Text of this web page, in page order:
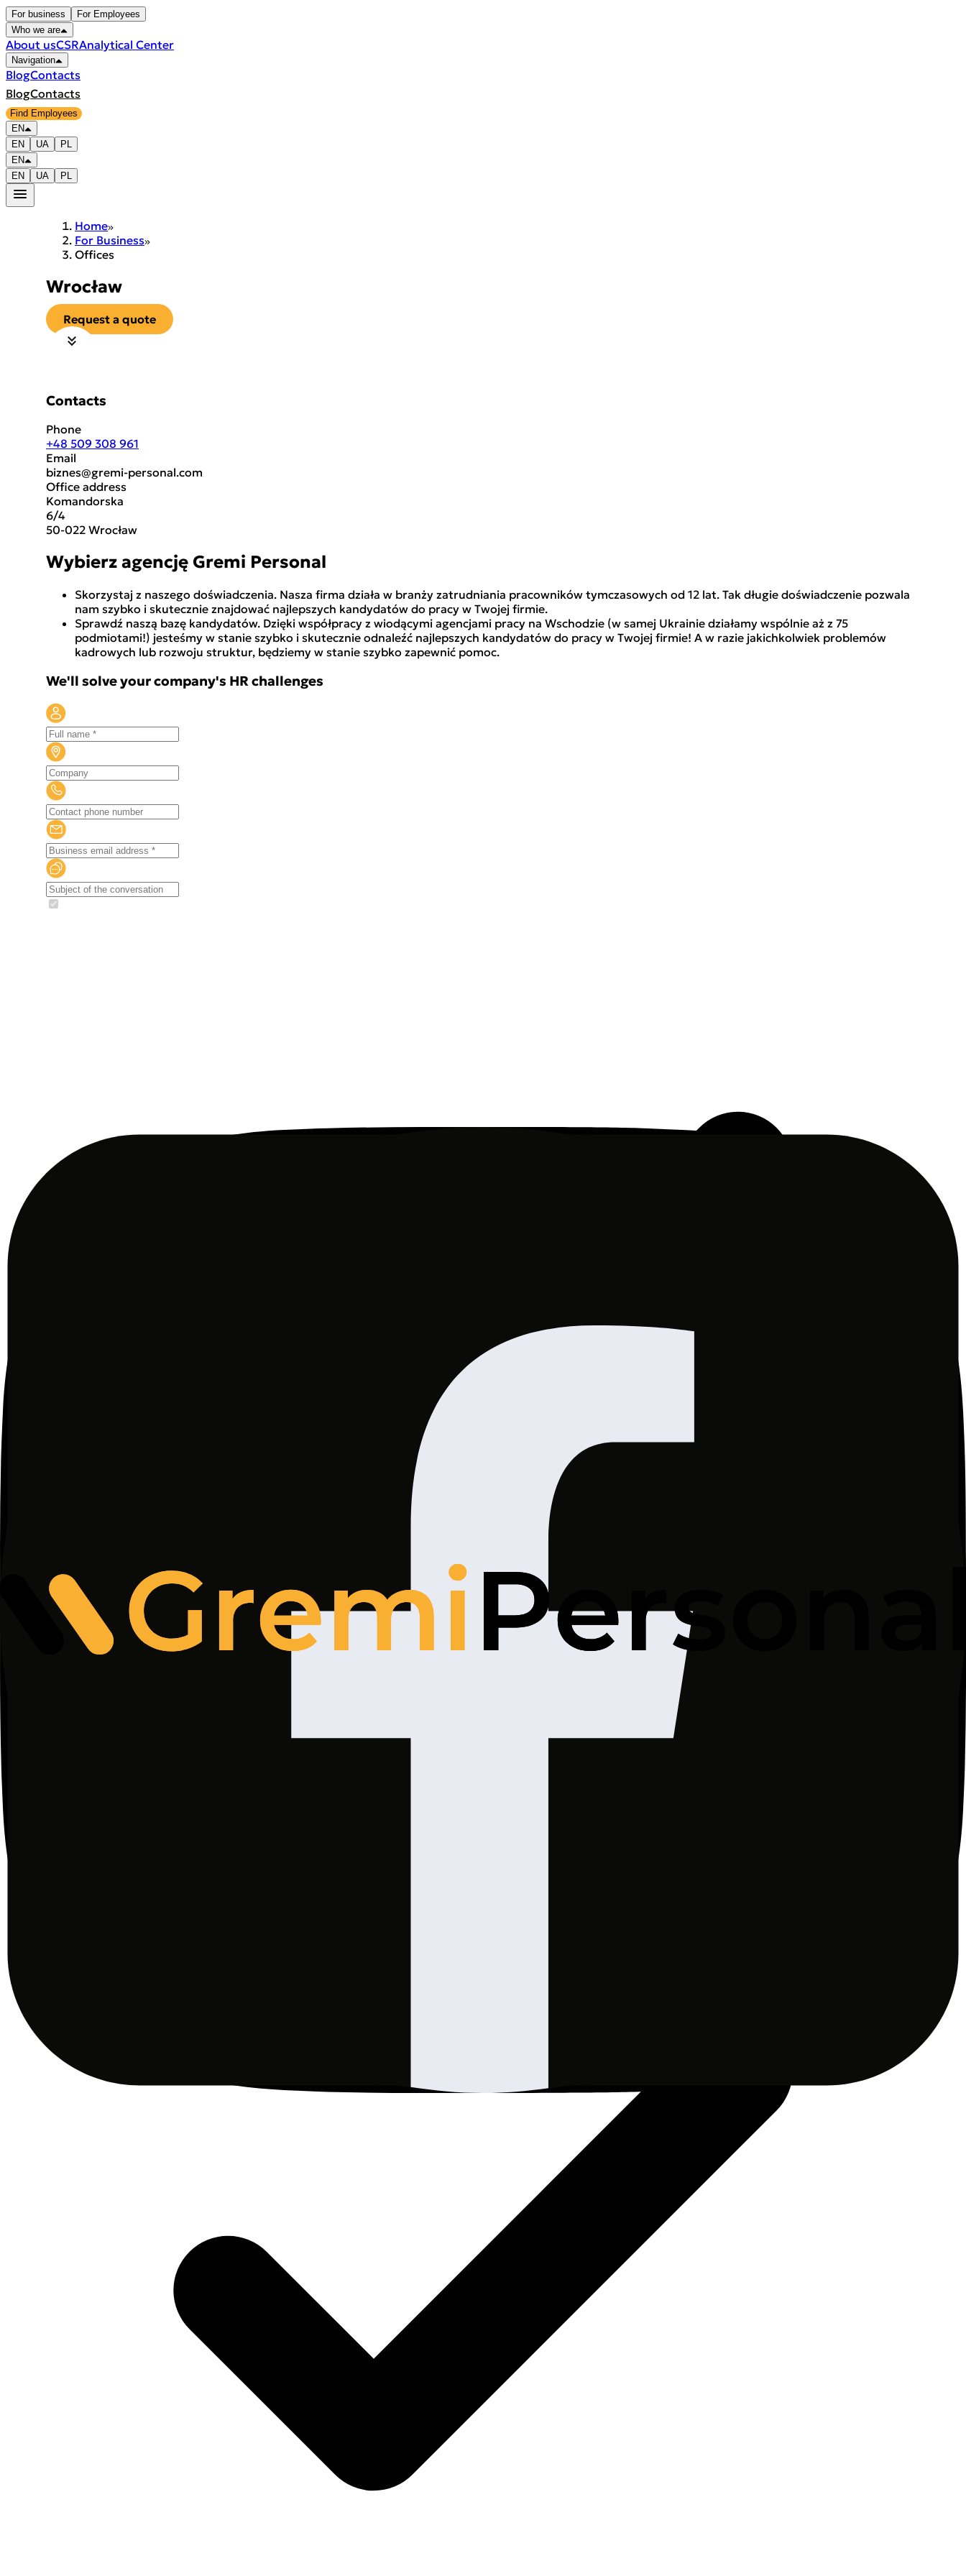
For business
For Employees
Who we are
About usCSRAnalytical Center
Navigation
BlogContacts
BlogContacts
Find Employees
EN
EN
UA
PL
EN
EN
UA PL
Home
For Business
Offices
Wrocław
Request a quote
Contacts
Phone
+48 509 308 961
Email
biznes@gremi-personal.com
Office address
Komandorska
6/4
50-022 Wrocław
Wybierz agencję Gremi Personal
Skorzystaj z naszego doświadczenia. Nasza firma działa w branży zatrudniania pracowników tymczasowych od 12 lat. Tak długie doświadczenie pozwala
nam szybko i skutecznie znajdować najlepszych kandydatów do pracy w Twojej firmie.
Sprawdź naszą bazę kandydatów. Dzięki współpracy z wiodącymi agencjami pracy na Wschodzie (w samej Ukrainie działamy wspólnie aż z 75
podmiotami!) jesteśmy w stanie szybko i skutecznie odnaleźć najlepszych kandydatów do pracy w Twojej firmie! A w razie jakichkolwiek problemów
kadrowych lub rozwoju struktur, będziemy w stanie szybko zapewnić pomoc.
We'll solve your company's HR challenges